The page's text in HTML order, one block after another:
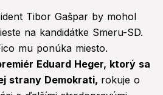
Tibor Gašpar by mohol
na kandidátke Smeru-SD.
mu ponúka miesto.
Eduard Heger, ktorý sa
strany Demokrati, rokuje o